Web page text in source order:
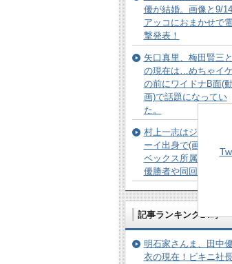
優が結婚。画像と9/14
アッコにおまかせで
撃発表！
矢口真里、梅田賢三と
の現在は…めちゃイケ
の前にワイドナB面(動
画)で話題になってい
た。
村上一志はジュノンボ
ーイ出身で(画像)元エ
ベックス所属。20回
優勝者や同回出身は。
記事ランキング24時
明石家さんま、田中
衣の現在！ビキニ社